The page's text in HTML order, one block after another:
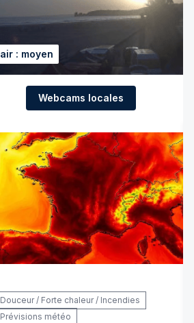
air : moyen
Webcams locales
Douceur / Forte chaleur / Incendies
Prévisions météo